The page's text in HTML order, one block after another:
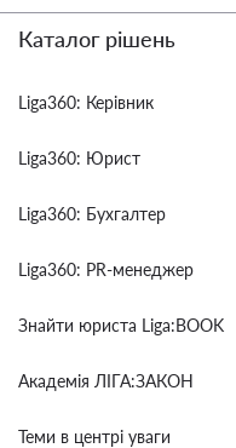
Каталог рішень
Liga360: Керівник
Liga360: Юрист
Liga360: Бухгалтер
Liga360: PR-менеджер
Знайти юриста Liga:BOOK
Академія ЛІГА:ЗАКОН
Теми в центрі уваги